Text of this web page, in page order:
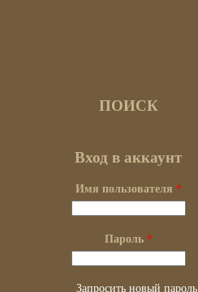
ПОИСК
Вход в аккаунт
Имя пользователя *
Пароль *
Запросить новый пароль